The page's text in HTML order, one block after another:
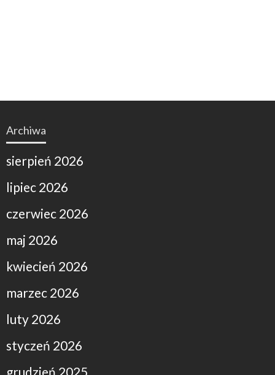
Archiwa
sierpień 2026
lipiec 2026
czerwiec 2026
maj 2026
kwiecień 2026
marzec 2026
luty 2026
styczeń 2026
grudzień 2025